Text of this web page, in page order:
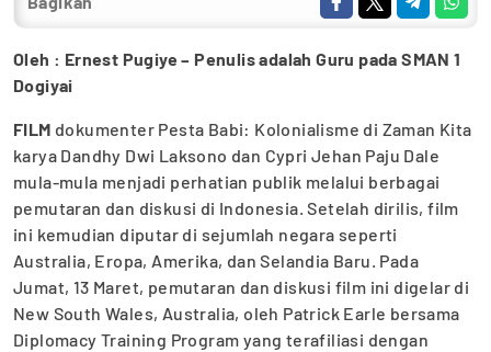
Oleh : Ernest Pugiye – Penulis adalah Guru pada SMAN 1
Dogiyai
FILM dokumenter Pesta Babi: Kolonialisme di Zaman Kita
karya Dandhy Dwi Laksono dan Cypri Jehan Paju Dale
mula-mula menjadi perhatian publik melalui berbagai
pemutaran dan diskusi di Indonesia. Setelah dirilis, film
ini kemudian diputar di sejumlah negara seperti
Australia, Eropa, Amerika, dan Selandia Baru. Pada
Jumat, 13 Maret, pemutaran dan diskusi film ini digelar di
New South Wales, Australia, oleh Patrick Earle bersama
Diplomacy Training Program yang terafiliasi dengan